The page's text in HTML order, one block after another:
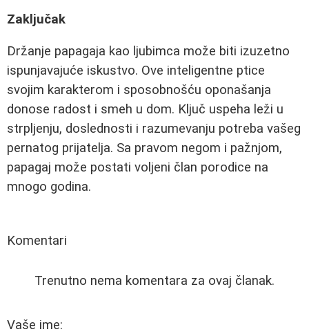
Zaključak
Držanje papagaja kao ljubimca može biti izuzetno
ispunjavajuće iskustvo. Ove inteligentne ptice
svojim karakterom i sposobnošću oponašanja
donose radost i smeh u dom. Ključ uspeha leži u
strpljenju, doslednosti i razumevanju potreba vašeg
pernatog prijatelja. Sa pravom negom i pažnjom,
papagaj može postati voljeni član porodice na
mnogo godina.
Komentari
Trenutno nema komentara za ovaj članak.
Vaše ime: